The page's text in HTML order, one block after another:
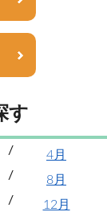
す
4月
8月
12月